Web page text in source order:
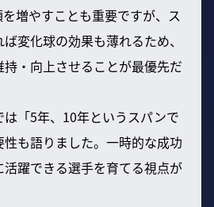
増やすことも重要ですが、ス
変化球の効果も薄れるため、
持・向上させることが最優先だ
は「5年、10年というスパンで
も語りました。一時的な成功
躍できる選手を育てる視点が